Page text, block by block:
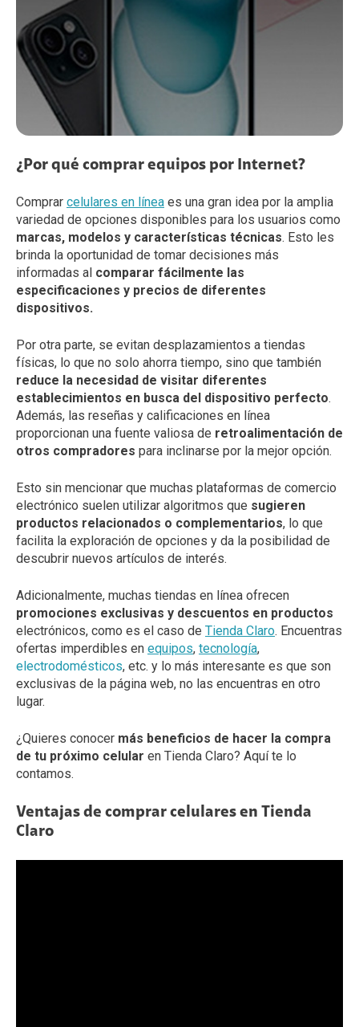
¿Por qué comprar equipos por Internet?
Comprar celulares en línea es una gran idea por la amplia
variedad de opciones disponibles para los usuarios como
marcas, modelos y características técnicas. Esto les
brinda la oportunidad de tomar decisiones más
informadas al comparar fácilmente las
especificaciones y precios de diferentes
dispositivos.
Por otra parte, se evitan desplazamientos a tiendas
físicas, lo que no solo ahorra tiempo, sino que también
reduce la necesidad de visitar diferentes
establecimientos en busca del dispositivo perfecto.
Además, las reseñas y calificaciones en línea
proporcionan una fuente valiosa de retroalimentación de
otros compradores para inclinarse por la mejor opción.
Esto sin mencionar que muchas plataformas de comercio
electrónico suelen utilizar algoritmos que sugieren
productos relacionados o complementarios, lo que
facilita la exploración de opciones y da la posibilidad de
descubrir nuevos artículos de interés.
Adicionalmente, muchas tiendas en línea ofrecen
promociones exclusivas y descuentos en productos
electrónicos, como es el caso de Tienda Claro. Encuentras
ofertas imperdibles en equipos, tecnología,
electrodomésticos, etc. y lo más interesante es que son
exclusivas de la página web, no las encuentras en otro
lugar.
¿Quieres conocer más beneficios de hacer la compra
de tu próximo celular en Tienda Claro? Aquí te lo
contamos.
Ventajas de comprar celulares en Tienda
Claro